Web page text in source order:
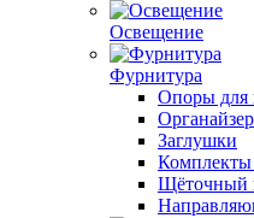
Освещение
Фурнитура
Опоры для
Заглушки
Комплекты
Щёточный